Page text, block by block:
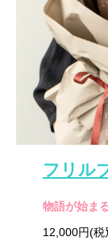
フリル
物語が始ま
12,000円(